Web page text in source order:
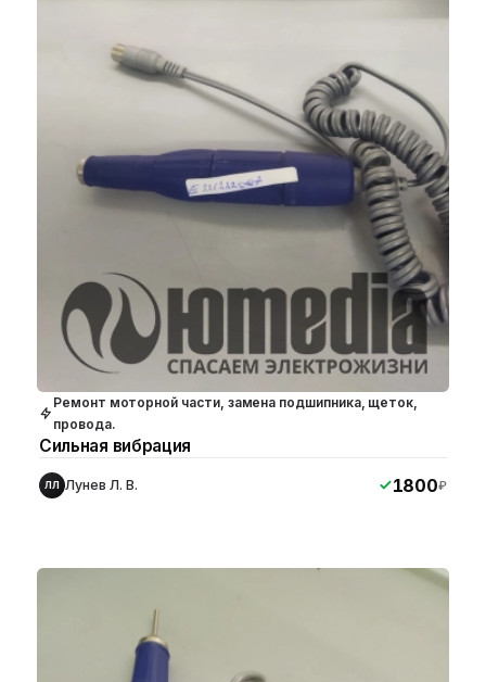
Ремонт моторной части, замена подшипника, щеток,
провода.
Сильная вибрация
ЛЛ Лунев Л. В. 1800₽